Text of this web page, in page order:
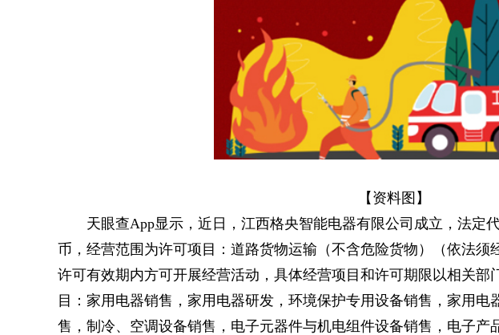
【资料图】
天眼查App显示，近日，江西格央智能电器有限公司成立，法定
币，经营范围为许可项目：道路货物运输（不含危险货物）（依法须
许可有效期内方可开展经营活动，具体经营项目和许可期限以相关部
目：家用电器销售，家用电器研发，环境保护专用设备销售，家用电
售，制冷、空调设备销售，电子元器件与机电组件设备销售，电子产